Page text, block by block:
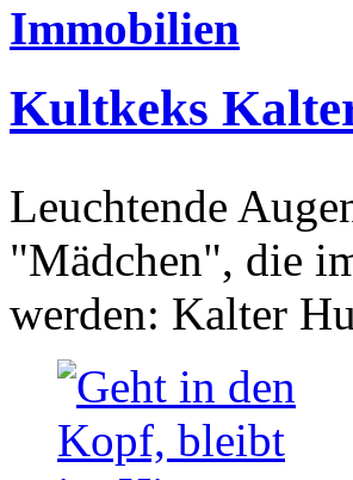
Immobilien
Kultkeks
Leuchtende
"Mädchen", die
werden: Kalter